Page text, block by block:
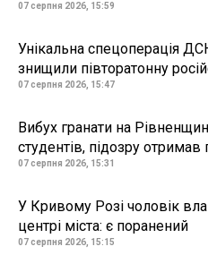
07 серпня 2026, 15:59
Унікальна спецоперація
знищили півторатонну
07 серпня 2026, 15:47
Вибух гранати на
студентів, підозру отримав
07 серпня 2026, 15:31
У Кривому Розі чоловік
центрі міста: є поранений
07 серпня 2026, 15:15